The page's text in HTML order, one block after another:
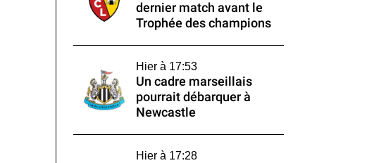
dernier match avant le
Trophée des champions
Hier à 17:53
Un cadre marseillais
pourrait débarquer à
Newcastle
Hier à 17:28